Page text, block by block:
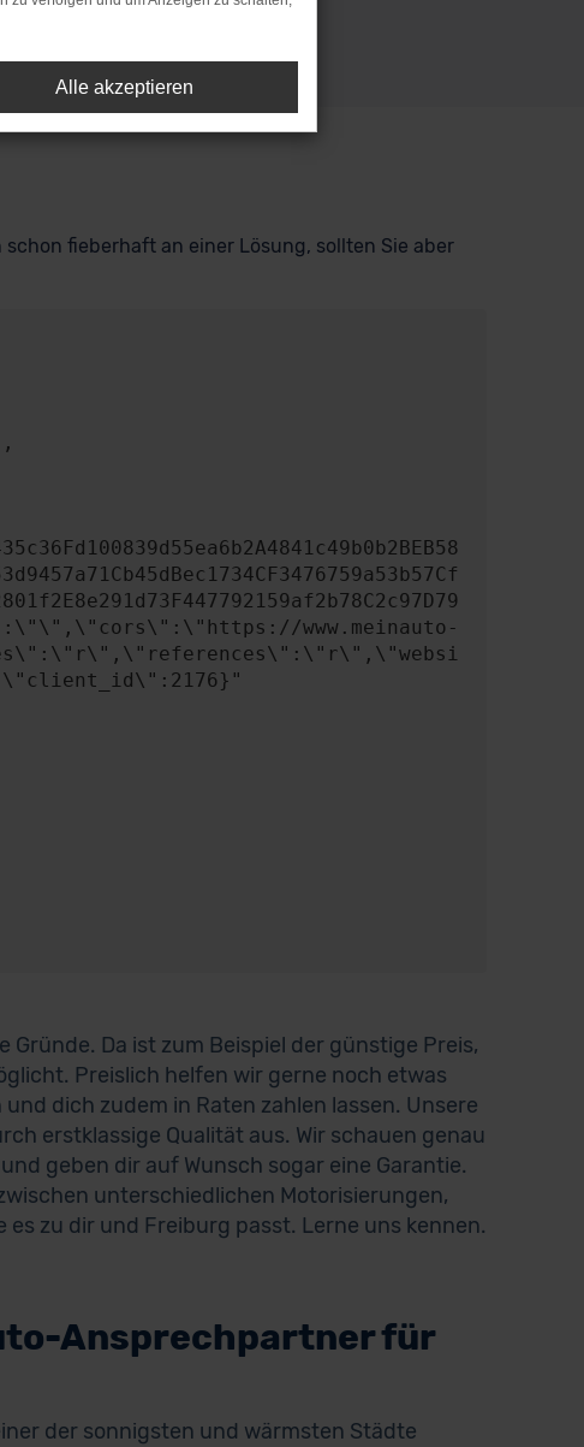
fieberhaft an einer Lösung, sollten Sie aber
www.meinauto-
Gründe. Da ist zum Beispiel der günstige Preis,
Preislich helfen wir gerne noch etwas
dich zudem in Raten zahlen lassen. Unsere
erstklassige Qualität aus. Wir schauen genau
geben dir auf Wunsch sogar eine Garantie.
unterschiedlichen Motorisierungen,
zu dir und Freiburg passt. Lerne uns kennen.
Ansprechpartner für
der sonnigsten und wärmsten Städte
Alle akzeptieren